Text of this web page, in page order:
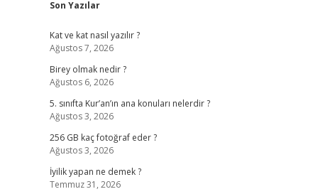
Sidebar
Son Yazılar
Kat ve kat nasıl yazılır ?
Ağustos 7, 2026
Birey olmak nedir ?
Ağustos 6, 2026
5. sınıfta Kur’an’ın ana konuları nelerdir ?
Ağustos 3, 2026
256 GB kaç fotoğraf eder ?
Ağustos 3, 2026
İyilik yapan ne demek ?
Temmuz 31, 2026